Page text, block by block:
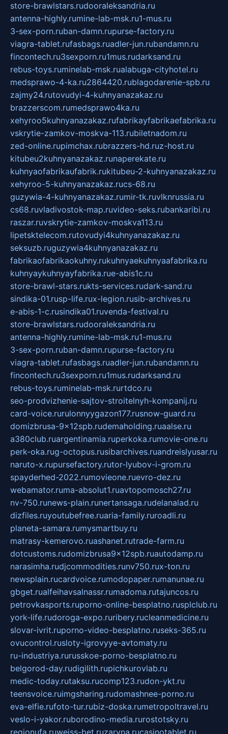
store-brawlstars.rudooraleksandria.ru
antenna-highly.rumine-lab-msk.ru1-mus.ru
3-sex-porn.ruban-damn.rupurse-factory.ru
viagra-tablet.rufasbags.ruadler-jun.rubandamn.ru
fincontech.ru3sexporn.ru1mus.rudarksand.ru
rebus-toys.ruminelab-msk.rualabuga-cityhotel.ru
medsprawo-4-ka.ru2864420.rublagodarenie-spb.ru
zajmy24.rutovudyi-4-kuhnyanazakaz.ru
brazzerscom.rumedsprawo4ka.ru
xehyroo5kuhnyanazakaz.rufabrikayfabrikaefabrika.ru
vskrytie-zamkov-moskva-113.rubiletnadom.ru
zed-online.rupimchax.rubrazzers-hd.ruz-host.ru
kitubeu2kuhnyanazakaz.runaperekate.ru
kuhnyaofabrikaufabrik.rukitubeu-2-kuhnyanazakaz.ru
xehyroo-5-kuhnyanazakaz.rucs-68.ru
guzywia-4-kuhnyanazakaz.rumir-tk.ruvlknrussia.ru
cs68.ruvladivostok-map.ruvideo-seks.rubankaribi.ru
raszar.ruvskrytie-zamkov-moskva113.ru
lipetsktelecom.rutovudyi4kuhnyanazakaz.ru
seksuzb.ruguzywia4kuhnyanazakaz.ru
fabrikaofabrikaokuhny.rukuhnyaekuhnyaafabrika.ru
kuhnyaykuhnyayfabrika.rue-abis1c.ru
store-brawl-stars.rukts-services.rudark-sand.ru
sindika-01.rusp-life.rux-legion.rusib-archives.ru
e-abis-1-c.rusindika01.ruvenda-festival.ru
store-brawlstars.rudooraleksandria.ru
antenna-highly.rumine-lab-msk.ru1-mus.ru
3-sex-porn.ruban-damn.rupurse-factory.ru
viagra-tablet.rufasbags.ruadler-jun.rubandamn.ru
fincontech.ru3sexporn.ru1mus.rudarksand.ru
rebus-toys.ruminelab-msk.rurtdco.ru
seo-prodvizhenie-sajtov-stroitelnyh-kompanij.ru
card-voice.rurulonnyygazon177.rusnow-guard.ru
domizbrusa-9x12spb.rudemaholding.ruaalse.ru
a380club.ruargentinamia.ruperkoka.rumovie-one.ru
perk-oka.rug-octopus.rusibarchives.ruandreislyusar.ru
naruto-x.rupursefactory.rutor-lyubov-i-grom.ru
spayderhed-2022.rumovieone.ruevro-dez.ru
webamator.ruma-absolut1.ruavtopomosch27.ru
nv-750.runews-plain.runertansaga.rudelanalad.ru
dizfiles.ruyoutubefree.ruaria-family.ruroadli.ru
planeta-samara.rumysmartbuy.ru
matrasy-kemerovo.ruashanet.rutrade-farm.ru
dotcustoms.rudomizbrusa9x12spb.ruautodamp.ru
narasimha.rudjcommodities.runv750.rux-ton.ru
newsplain.rucardvoice.rumodopaper.rumanunae.ru
gbget.rualfeihavsalnassr.rumadoma.rutajuncos.ru
petrovkasports.ruporno-online-besplatno.rusplclub.ru
york-life.rudoroga-expo.ruribery.rucleanmedicine.ru
slovar-ivrit.ruporno-video-besplatno.ruseks-365.ru
ovucontrol.rusloty-igrovyye-avtomaty.ru
ru-industriya.rurusskoe-porno-besplatno.ru
belgorod-day.rudigilith.rupichkurovlab.ru
medic-today.rutaksu.rucomp123.rudon-ykt.ru
teensvoice.ruimgsharing.rudomashnee-porno.ru
eva-elfie.rufoto-tur.rubiz-doska.rumetropoltravel.ru
veslo-i-yakor.ruborodino-media.rurostotsky.ru